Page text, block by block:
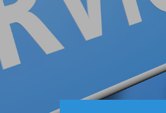
開発・構築サービス
ス
しているサービスの一覧